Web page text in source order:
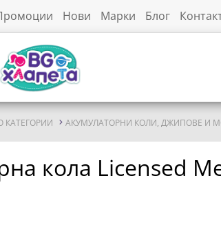
Нови Марки Блог
КАТЕГОРИИ АКУМУЛАТОРНИ КОЛИ, ДЖИПОВЕ И
кола Licensed